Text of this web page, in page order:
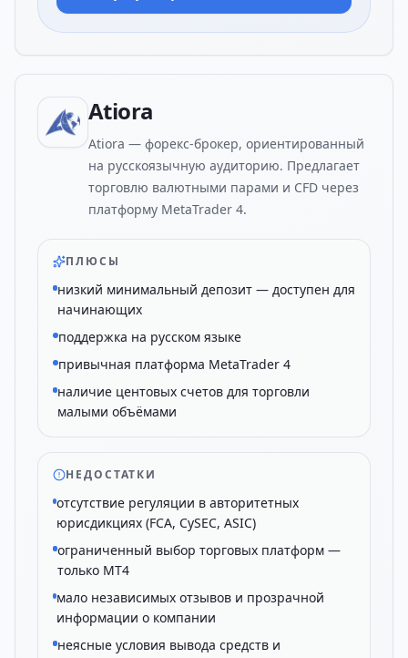
Atiora
Atiora — форекс-брокер, ориентированный
на русскоязычную аудиторию. Предлагает
торговлю валютными парами и CFD через
платформу MetaTrader 4.
ПЛЮСЫ
низкий минимальный депозит — доступен для
начинающих
поддержка на русском языке
привычная платформа MetaTrader 4
наличие центовых счетов для торговли
малыми объёмами
НЕДОСТАТКИ
отсутствие регуляции в авторитетных
юрисдикциях (FCA, CySEC, ASIC)
ограниченный выбор торговых платформ —
только MT4
мало независимых отзывов и прозрачной
информации о компании
неясные условия вывода средств и